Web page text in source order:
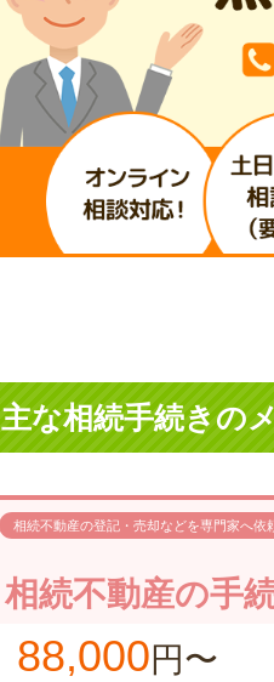
主な相続手続きの
相続不動産の登記・売却などを専門家へ依
相続不動産の手
88,000円〜